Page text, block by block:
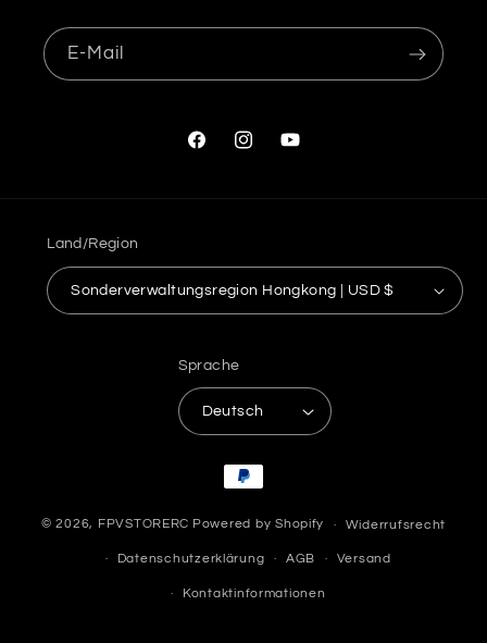
E-Mail
FacebookInstagramYouTube
Land/Region
Sonderverwaltungsregion Hongkong | USD $
Sprache
Deutsch
Zahlungsmethoden
© 2026, FPVSTORERC Powered by Shopify Widerrufsrecht
Datenschutzerklärung AGB Versand
Kontaktinformationen